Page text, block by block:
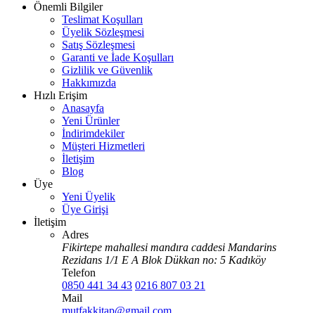
Önemli Bilgiler
Teslimat Koşulları
Üyelik Sözleşmesi
Satış Sözleşmesi
Garanti ve İade Koşulları
Gizlilik ve Güvenlik
Hakkımızda
Hızlı Erişim
Anasayfa
Yeni Ürünler
İndirimdekiler
Müşteri Hizmetleri
İletişim
Blog
Üye
Yeni Üyelik
Üye Girişi
İletişim
Adres
Fikirtepe mahallesi mandıra caddesi Mandarins
Rezidans 1/1 E A Blok Dükkan no: 5 Kadıköy
Telefon
0850 441 34 43 0216 807 03 21
Mail
mutfakkitap@gmail.com